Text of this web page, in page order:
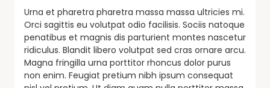
Urna et pharetra pharetra massa massa ultricies mi.
Orci sagittis eu volutpat odio facilisis. Sociis natoque
penatibus et magnis dis parturient montes nascetur
ridiculus. Blandit libero volutpat sed cras ornare arcu.
Magna fringilla urna porttitor rhoncus dolor purus
non enim. Feugiat pretium nibh ipsum consequat